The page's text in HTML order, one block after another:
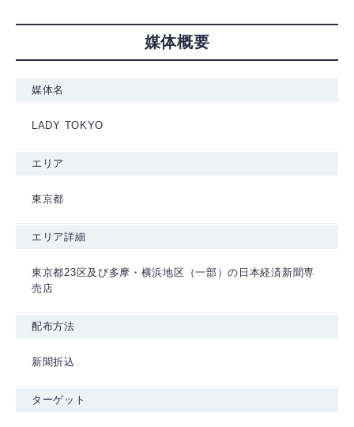
媒体概要
媒体名
LADY TOKYO
エリア
東京都
エリア詳細
東京都23区及び多摩・横浜地区（一部）の日本経済新聞専
売店
配布方法
新聞折込
ターゲット